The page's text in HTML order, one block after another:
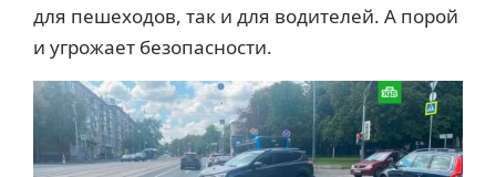
для пешеходов, так и для водителей. А порой
и угрожает безопасности.